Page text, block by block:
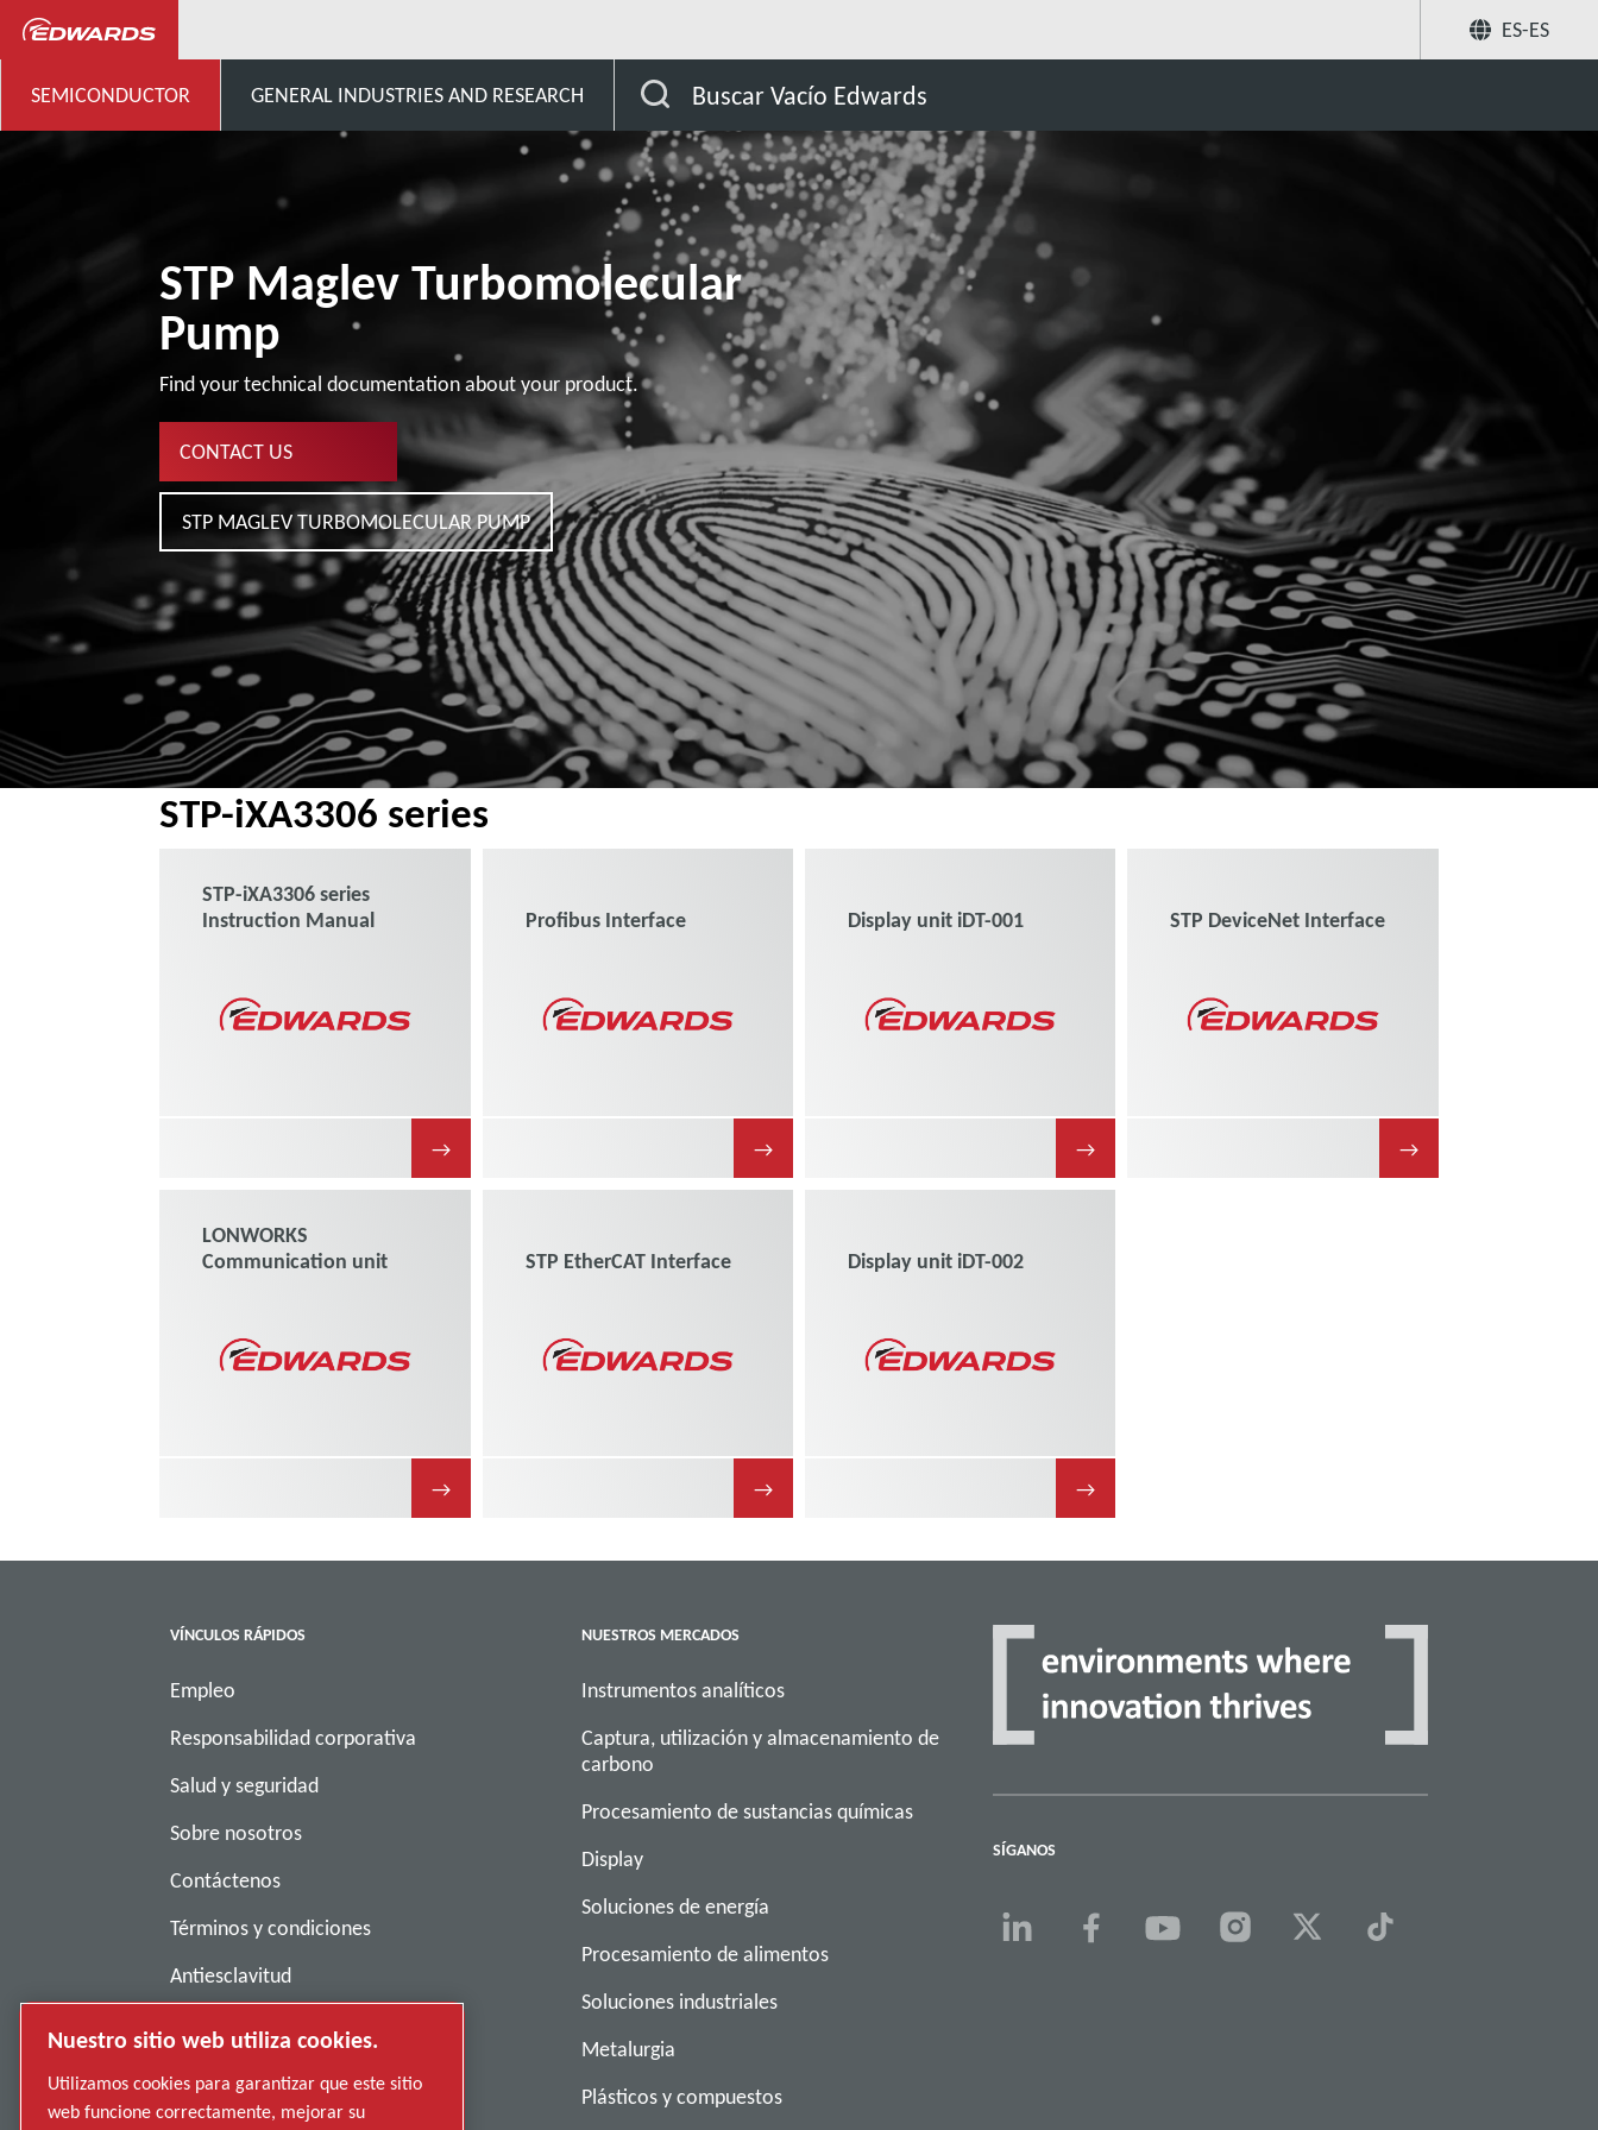
ES-ES
SEMICONDUCTOR GENERAL INDUSTRIES AND RESEARCH Buscar Vacío Edwards
STP Maglev Turbomolecular
Pump
Find your technical documentation about your product.
CONTACT US
STP MAGLEV TURBOMOLECULAR PUMP
STP-iXA3306 series
STP-iXA3306 series
Instruction Manual
→
Profibus Interface
→
Display unit iDT-001
→
STP DeviceNet Interface
→
LONWORKS
Communication unit
→
STP EtherCAT Interface
→
Display unit iDT-002
→
VÍNCULOS RÁPIDOS
Empleo
Responsabilidad corporativa
Salud y seguridad
Sobre nosotros
Contáctenos
Términos y condiciones
Antiesclavitud
Denunciar una conducta indebida
Proveedores
NUESTROS MERCADOS
Instrumentos analíticos
Captura, utilización y almacenamiento de
carbono
Procesamiento de sustancias químicas
Display
Soluciones de energía
Procesamiento de alimentos
Soluciones industriales
Metalurgia
Plásticos y compuestos
SÍGANOS
Nuestro sitio web utiliza cookies.
Utilizamos cookies para garantizar que este sitio
web funcione correctamente, mejorar su